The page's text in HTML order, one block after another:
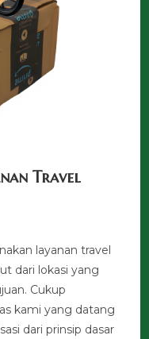
Travel
layanan travel
dari lokasi yang
Cukup
kami yang datang
dari prinsip dasar